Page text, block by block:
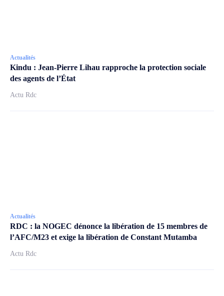
Actualités
Kindu : Jean-Pierre Lihau rapproche la protection sociale
des agents de l’État
Actu Rdc
Actualités
RDC : la NOGEC dénonce la libération de 15 membres de
l’AFC/M23 et exige la libération de Constant Mutamba
Actu Rdc